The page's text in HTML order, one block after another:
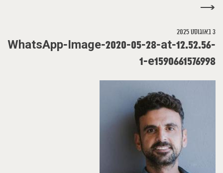
→
3 באוגוסט 2025
WhatsApp-Image-2020-05-28-at-12.52.56-
1-e1590661576998